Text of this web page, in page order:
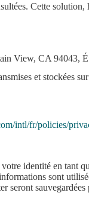
Cette
View, CA 94043,
et stockées
intl/fr/policies/
identité en tant
sont
seront